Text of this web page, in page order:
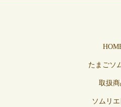
たまごソ
取扱商
ソムリ